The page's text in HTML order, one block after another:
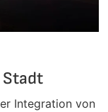
Stadt
Integration von